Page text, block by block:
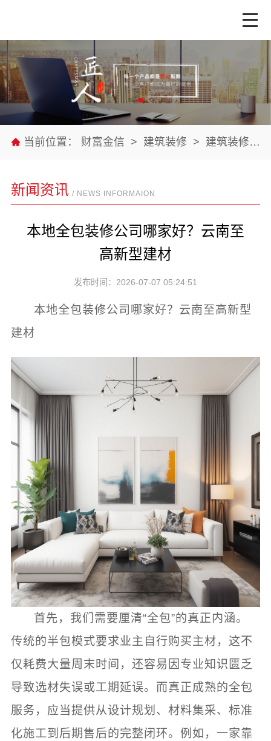
当前位置： 财富金信 > 建筑装修 > 建筑装修材料
新闻资讯 / NEWS INFORMAION
本地全包装修公司哪家好？云南至
高新型建材
发布时间：2026-07-07 05:24:51
本地全包装修公司哪家好？云南至高新型
建材
首先，我们需要厘清“全包”的真正内涵。
传统的半包模式要求业主自行购买主材，这不
仅耗费大量周末时间，还容易因专业知识匮乏
导致选材失误或工期延误。而真正成熟的全包
服务，应当提供从设计规划、材料集采、标准
化施工到后期售后的完整闭环。例如，一家靠